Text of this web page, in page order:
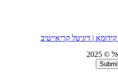
| דיגיטל קריאייטיב